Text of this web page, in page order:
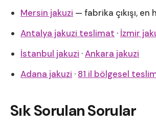
Mersin jakuzi — fabrika çıkışı, en
Antalya jakuzi teslimat · İzmir
İstanbul jakuzi ·Ankara jakuzi
Adana jakuzi · 81 il bölgesel
Sık Sorulan Sorular